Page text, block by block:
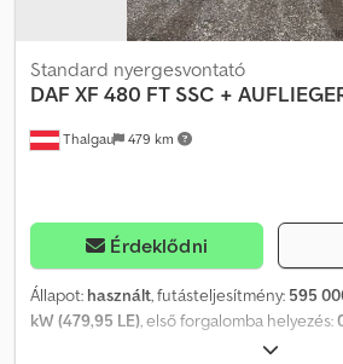
Thalgau 479 km
Standard nyergesvontató
DAF XF 480 FT SSC +
Érdeklődni
Állapot: használt, futásteljesítmény: 595
kW (479,95 LE), első forgalomba helyezés:
, össztömeg: